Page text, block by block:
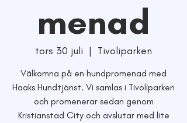
menad
tors 30 juli
  |
Tivoliparken
Välkomna på en hundpromenad med
Haaks Hundtjänst. Vi samlas i Tivoliparken
och promenerar sedan genom
Kristianstad City och avslutar med lite